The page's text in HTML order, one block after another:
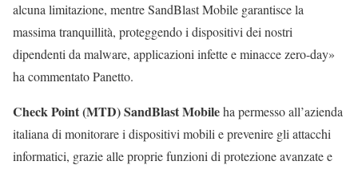
alcuna limitazione, mentre SandBlast Mobile garantisce la
massima tranquillità, proteggendo i dispositivi dei nostri
dipendenti da malware, applicazioni infette e minacce zero-day»
ha commentato Panetto.
Check Point (MTD) SandBlast Mobileha permesso all’azienda
italiana di monitorare i dispositivi mobili e prevenire gli attacchi
informatici, grazie alle proprie funzioni di protezione avanzate e